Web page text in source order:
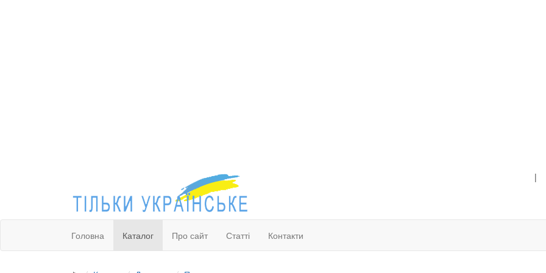
|
Головна Каталог Про сайт Статті Контакти